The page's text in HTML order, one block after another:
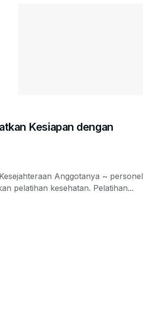
Kesiapan dengan
Anggotanya ~ personel
pelatihan kesehatan. Pelatihan...